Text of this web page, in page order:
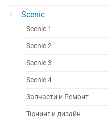
Scenic
Scenic 1
Scenic 2
Scenic 3
Scenic 4
Запчасти и Ремонт
Тюнинг и дизайн